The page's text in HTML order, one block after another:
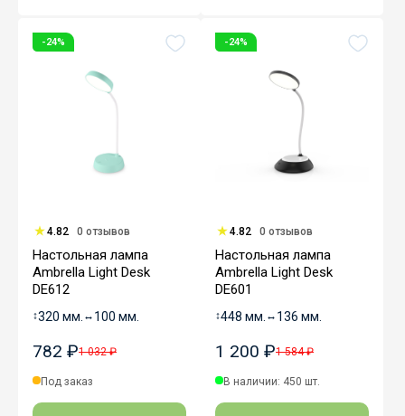
-24%
4.82 0 отзывов
Настольная лампа
Ambrella Light Desk
DE612
↕320 мм. ↔ 100 мм.
782 ₽1 032 ₽
Под заказ
-24%
4.82 0 отзывов
Настольная лампа
Ambrella Light Desk
DE601
↕448 мм. ↔ 136 мм.
1 200 ₽1 584 ₽
В наличии: 450 шт.